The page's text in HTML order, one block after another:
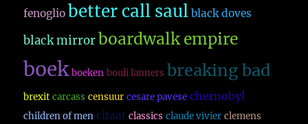
fenoglio better call saul black doves
black mirror boardwalk empire
boek boeken bouli lanners breaking bad
brexit carcass censuur cesare pavese chernobyl
children of men citaat classics claude vivier clemens